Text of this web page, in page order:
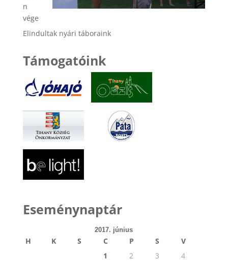
n
vége
Elindultak nyári táboraink
Támogatóink
Eseménynaptár
2017. június
H K S C P S
V
1
2 3 4